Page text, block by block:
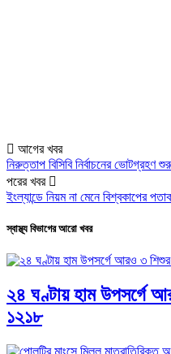
আগের খবর
নিরুত্তাপ বিসিবি নির্বাচনের ভোটগ্রহণ
পরের খবর
ইংল্যান্ডে নিয়ম না মেনে বিশ্বকাপের
স্বাস্থ্য বিভাগের আরো খবর
২৪ ঘণ্টায় হাম উপসর্গে
১২১৮